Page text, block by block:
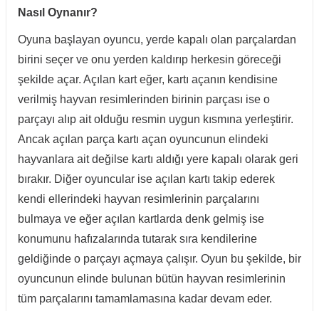
Nasıl Oynanır?
Oyuna başlayan oyuncu, yerde kapalı olan parçalardan
birini seçer ve onu yerden kaldırıp herkesin göreceği
şekilde açar. Açılan kart eğer, kartı açanın kendisine
verilmiş hayvan resimlerinden birinin parçası ise o
parçayı alıp ait olduğu resmin uygun kısmına yerleştirir.
Ancak açılan parça kartı açan oyuncunun elindeki
hayvanlara ait değilse kartı aldığı yere kapalı olarak geri
bırakır. Diğer oyuncular ise açılan kartı takip ederek
kendi ellerindeki hayvan resimlerinin parçalarını
bulmaya ve eğer açılan kartlarda denk gelmiş ise
konumunu hafızalarında tutarak sıra kendilerine
geldiğinde o parçayı açmaya çalışır. Oyun bu şekilde, bir
oyuncunun elinde bulunan bütün hayvan resimlerinin
tüm parçalarını tamamlamasına kadar devam eder.